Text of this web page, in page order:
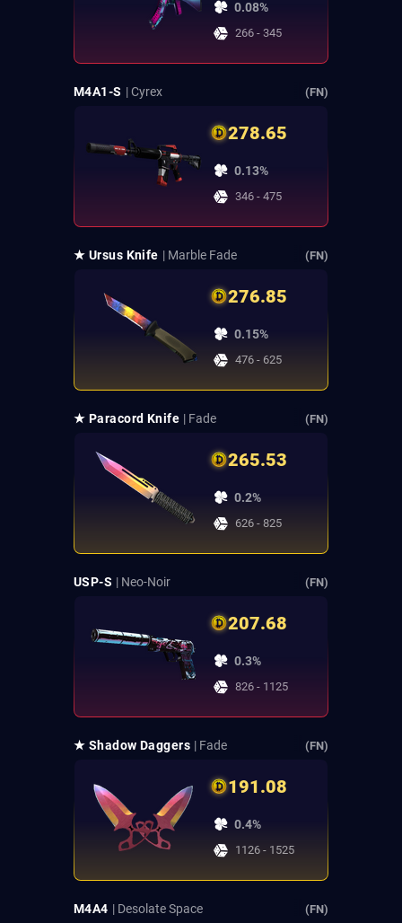
0.08%
266 - 345
M4A1-S | Cyrex (FN)
278.65
0.13%
346 - 475
★ Ursus Knife | Marble Fade (FN)
276.85
0.15%
476 - 625
★ Paracord Knife | Fade (FN)
265.53
0.2%
626 - 825
USP-S | Neo-Noir (FN)
207.68
0.3%
826 - 1125
★ Shadow Daggers | Fade (FN)
191.08
0.4%
1126 - 1525
M4A4 | Desolate Space (FN)